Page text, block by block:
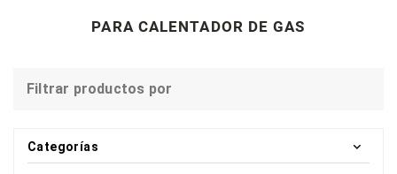
PARA CALENTADOR DE GAS
Filtrar productos por
Categorías